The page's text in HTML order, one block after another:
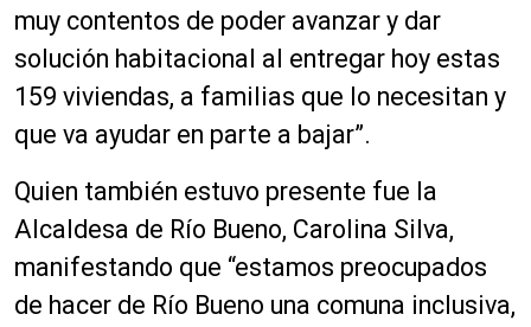
muy contentos de poder avanzar y dar
solución habitacional al entregar hoy estas
159 viviendas, a familias que lo necesitan y
que va ayudar en parte a bajar”.
Quien también estuvo presente fue la
Alcaldesa de Río Bueno, Carolina Silva,
manifestando que “estamos preocupados
de hacer de Río Bueno una comuna inclusiva,